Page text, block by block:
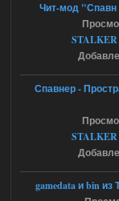
Доступно только
STCoP WP 3.4
Stalker-
Доступно только
Чит-мод "Спавн
Спавнер -
gamedata и bin